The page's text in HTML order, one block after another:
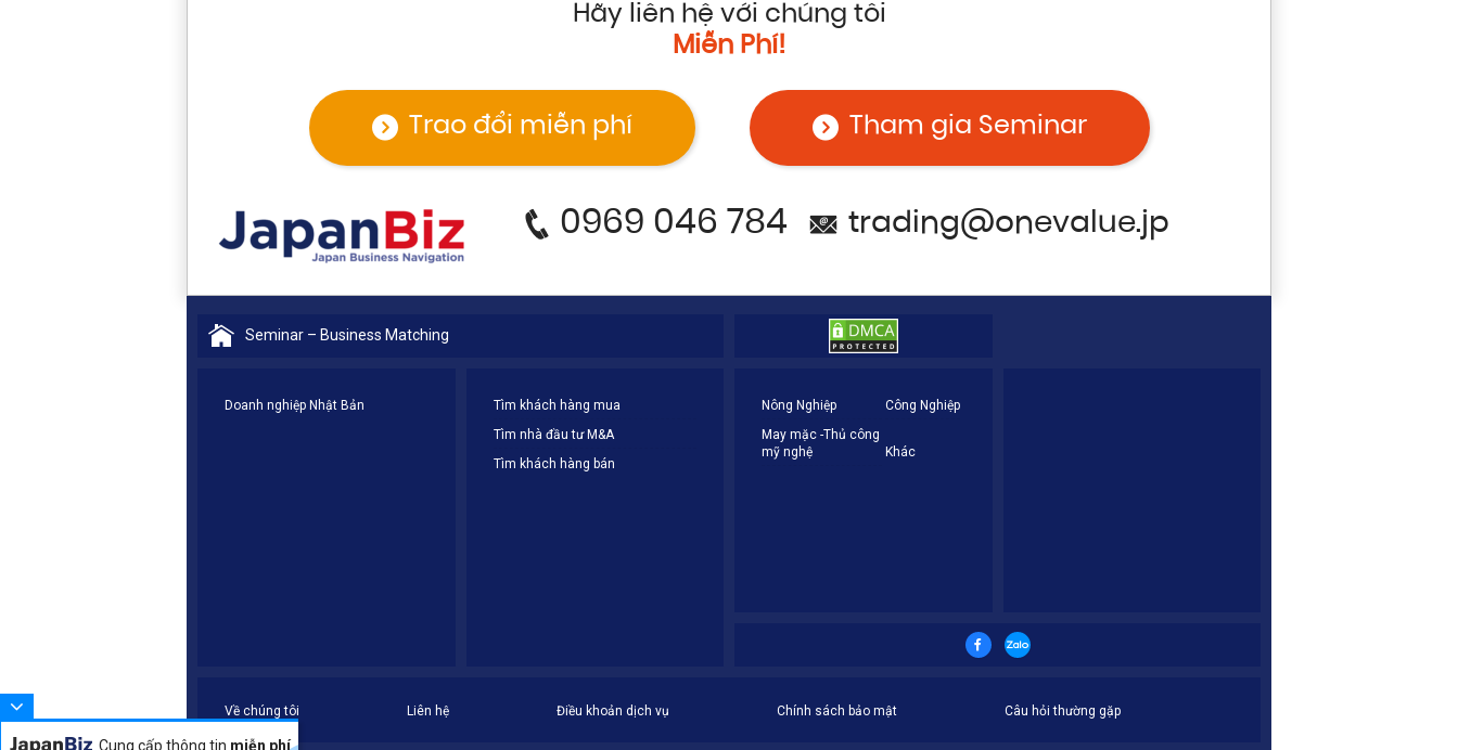
Hãy liên hệ với chúng tôi
Miễn Phí!
Trao đổi miễn phí Tham gia Seminar
0969 046 784 trading@onevalue.jp
Seminar – Business Matching
Doanh nghiệp Nhật Bản
Tìm khách hàng mua
Tìm nhà đầu tư M&A
Tìm khách hàng bán
Nông Nghiệp
Công Nghiệp
May mặc -Thủ công
mỹ nghệ
Khác
Về chúng tôi Liên hệ Điều khoản dịch vụ Chính sách bảo mật Câu hỏi thường gặp
Cung cấp thông tin miễn phí